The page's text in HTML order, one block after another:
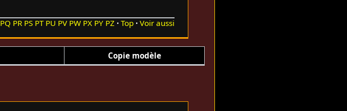
PQ PR PS PT PU PV PW PX PY PZ Top Voir aussi
Copie modèle